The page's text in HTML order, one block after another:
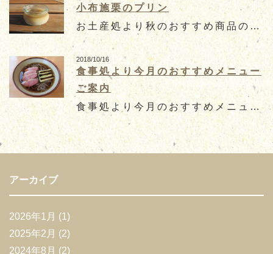
お知らせ お問合せ 通販サイト
小布施栗のプリン
お土産処より秋のおすすめ商品のご案内です。 秋の小布施といえば『栗』の季節ですね。 小布施栗のプリン460円＋税 そん...
2018/10/16
食事処より今月のおすすめメニュー
ご案内
食事処より今月のおすすめメニューのご案内です。 鴨そば650円(税込)鴨から出る出汁で美味しく仕上げました。 是非ご賞...
アーカイブ
2026年1月 (1)
2025年2月 (2)
2024年8月 (2)